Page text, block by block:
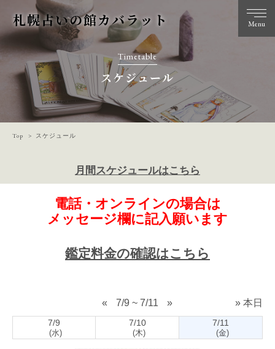
札幌占いの館カバラット Menu
Timetable
スケジュール
Top スケジュール
月間スケジュールはこちら
電話・オンラインの場合は
メッセージ欄に記入願います
鑑定料金の確認はこちら
« 7/9 ~ 7/11 » » 本日
7/9
(水)
7/10
(木)
7/11
(金)